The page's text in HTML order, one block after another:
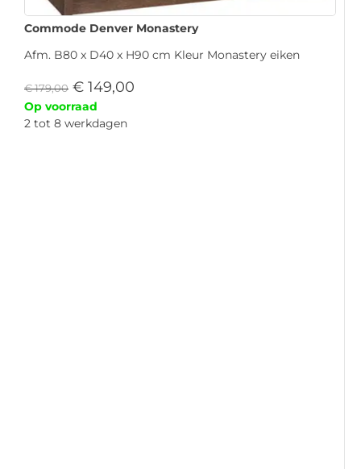
Commode Denver Monastery
Afm. B80 x D40 x H90 cm Kleur Monastery eiken
€179,00 € 149,00
Op voorraad
2 tot 8 werkdagen